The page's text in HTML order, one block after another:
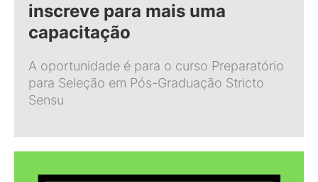
inscreve para mais uma
capacitação
A oportunidade é para o curso Preparatório
para Seleção em Pós-Graduação Stricto
Sensu